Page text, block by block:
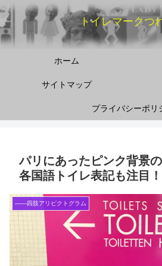
トイレマークつ
ホーム
サイトマップ
プライバシーポリ
パリにあったピンク背景
各国語トイレ表記も注目
――四肢アリピクトグラム